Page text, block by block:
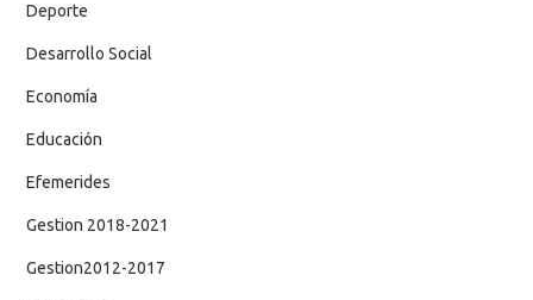
Deporte
Desarrollo Social
Economía
Educación
Efemerides
Gestion 2018-2021
Gestion2012-2017